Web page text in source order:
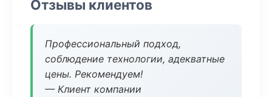
Отзывы клиентов
Профессиональный подход,
соблюдение технологии, адекватные
цены. Рекомендуем!
— Клиент компании